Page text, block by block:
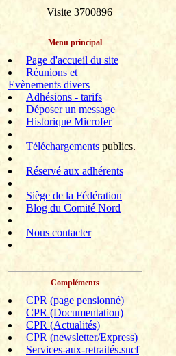
Visite 3700896
Menu principal
Page d'accueil du site
Réunions et
Evènements divers
Adhésions - tarifs
Déposer un message
Historique Microfer
Téléchargements publics.
Réservé aux adhérents
Siège de la Fédération
Blog du Comité Nord
Nous contacter
Compléments
CPR (page pensionné)
CPR (Documentation)
CPR (Actualités)
CPR (newsletter/Express)
Services-aux-retraités.sncf